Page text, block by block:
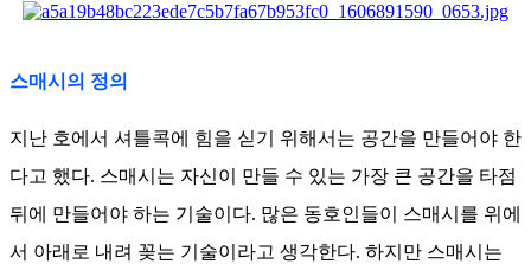
스매시의 정의
지난 호에서 셔틀콕에 힘을 싣기 위해서는 공간을 만들어야 한
다고 했다. 스매시는 자신이 만들 수 있는 가장 큰 공간을 타점
뒤에 만들어야 하는 기술이다. 많은 동호인들이 스매시를 위에
서 아래로 내려 꽂는 기술이라고 생각한다. 하지만 스매시는